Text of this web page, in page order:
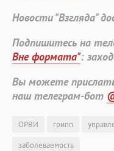
Новости "Взгляда"
Подпишитесь на
Вне формата":
Вы можете
наш телеграм-бот
ОРВИ грипп
заболеваемость